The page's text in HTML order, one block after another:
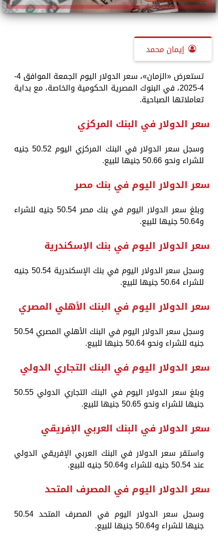
إيمان محمد
تستعرض «الزمان»، سعر الدولار اليوم الجمعة الموافق 4-
4-2025، في البنوك المصرية الحكومية والخاصة، مع بداية
تعاملاتها الصباحية.
سعر الدولار في البنك المركزي
وسجل سعر الدولار في البنك المركزي اليوم 50.52 جنيه
للشراء ونحو 50.66 جنيها للبيع.
سعر الدولار اليوم في بنك مصر
وبلغ سعر الدولار اليوم في بنك مصر 50.54 جنيه للشراء
و50.64 جنيها للبيع.
سعر الدولار اليوم في بنك الإسكندرية
وسجل سعر الدولار اليوم في بنك الإسكندرية 50.54 جنيه
للشراء 50.64 جنيها للبيع.
سعر الدولار اليوم في البنك الأهلي المصري
وسجل سعر الدولار اليوم في البنك الأهلي المصري 50.54
جنيه للشراء ونحو 50.64 جنيها للبيع.
سعر الدولار اليوم في البنك التجاري الدولي
وبلغ سعر الدولار اليوم في البنك التجاري الدولي 50.55
جنيها للشراء ونحو 50.65 جنيها للبيع.
سعر الدولار في البنك العربي الإفريقي
واستقر سعر الدولار في البنك العربي الإفريقي الدولي
عند 50.54 جنيه للشراء و50.64 جنيه للبيع.
سعر الدولار اليوم في المصرف المتحد
وسجل سعر الدولار اليوم في المصرف المتحد 50.54
جنيها للشراء و50.64 جنيها للبيع.